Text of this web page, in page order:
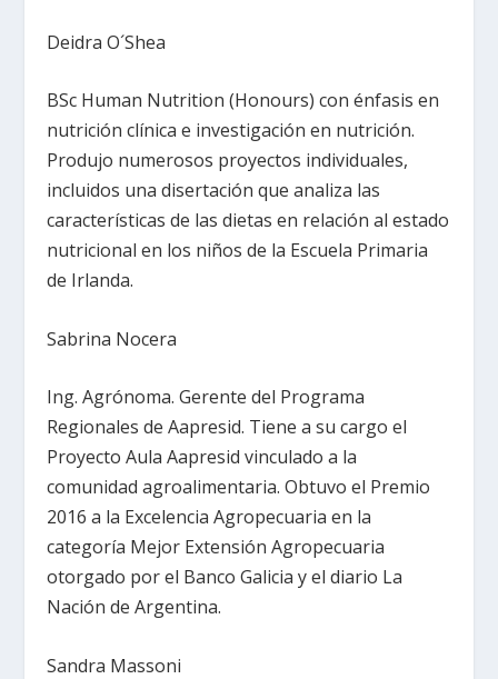
Deidra O´Shea
BSc Human Nutrition (Honours) con énfasis en
nutrición clínica e investigación en nutrición.
Produjo numerosos proyectos individuales,
incluidos una disertación que analiza las
características de las dietas en relación al estado
nutricional en los niños de la Escuela Primaria
de Irlanda.
Sabrina Nocera
Ing. Agrónoma. Gerente del Programa
Regionales de Aapresid. Tiene a su cargo el
Proyecto Aula Aapresid vinculado a la
comunidad agroalimentaria. Obtuvo el Premio
2016 a la Excelencia Agropecuaria en la
categoría Mejor Extensión Agropecuaria
otorgado por el Banco Galicia y el diario La
Nación de Argentina.
Sandra Massoni